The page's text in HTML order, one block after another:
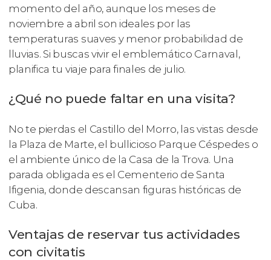
momento del año, aunque los meses de
noviembre a abril son ideales por las
temperaturas suaves y menor probabilidad de
lluvias. Si buscas vivir el emblemático Carnaval,
planifica tu viaje para finales de julio.
¿Qué no puede faltar en una visita?
No te pierdas el Castillo del Morro, las vistas desde
la Plaza de Marte, el bullicioso Parque Céspedes o
el ambiente único de la Casa de la Trova. Una
parada obligada es el Cementerio de Santa
Ifigenia, donde descansan figuras históricas de
Cuba.
Ventajas de reservar tus actividades
con civitatis